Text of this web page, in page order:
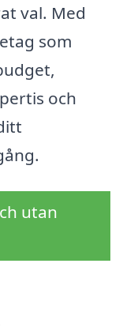
val. Med
som
och
utan